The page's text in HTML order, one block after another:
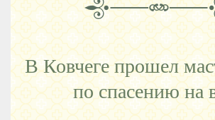
В Ковчеге прошел
по спасению на